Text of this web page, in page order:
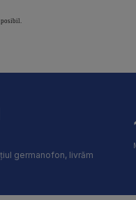
germanofon, livrăm